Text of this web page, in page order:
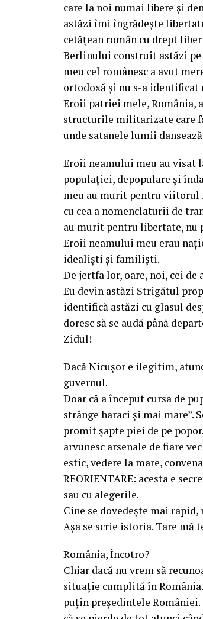
care la noi numai libere și
astăzi îmi îngrădește
cetățean român cu drept
Berlinului construit astăzi
meu cel românesc a avut
ortodoxă și nu s-a
Eroii patriei mele, România,
structurile militarizate care
unde satanele lumii
Eroii neamului meu au visat
populației, depopulare și
meu au murit pentru viitorul
cu cea a nomenclaturii de
au murit pentru libertate, nu
Eroii neamului meu erau
idealiști și familiști.
De jertfa lor, oare, noi, cei
Eu devin astăzi Strigătul
identifică astăzi cu glasul
doresc să se audă până
Zidul!
Dacă Nicușor e ilegitim,
guvernul.
Doar că a început cursa de
strânge haraci și mai mare”.
promit șapte piei de pe
arvunesc arsenale de fiare
estic, vedere la mare,
REORIENTARE: acesta e
sau cu alegerile.
Cine se dovedește mai
Așa se scrie istoria. Tare mă
România, Încotro?
Chiar dacă nu vrem să
situație cumplită în
puțin președintele